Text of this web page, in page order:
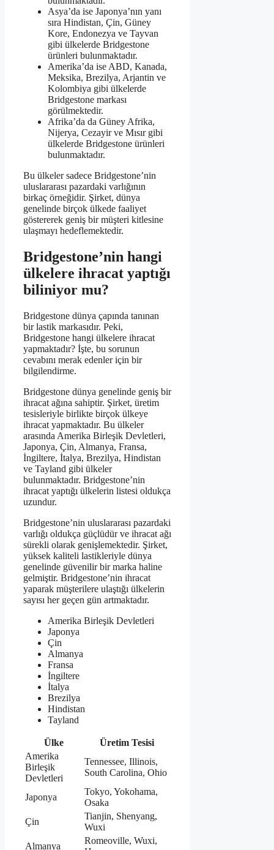
Asya’da ise Japonya’nın yanı
sıra Hindistan, Çin, Güney
Kore, Endonezya ve Tayvan
gibi ülkelerde Bridgestone
ürünleri bulunmaktadır.
Amerika’da ise ABD, Kanada,
Meksika, Brezilya, Arjantin ve
Kolombiya gibi ülkelerde
Bridgestone markası
görülmektedir.
Afrika’da da Güney Afrika,
Nijerya, Cezayir ve Mısır gibi
ülkelerde Bridgestone ürünleri
bulunmaktadır.
Bu ülkeler sadece Bridgestone’nin
uluslararası pazardaki varlığının
birkaç örneğidir. Şirket, dünya
genelinde birçok ülkede faaliyet
göstererek geniş bir müşteri kitlesine
ulaşmayı hedeflemektedir.
Bridgestone’nin hangi
ülkelere ihracat yaptığı
biliniyor mu?
Bridgestone dünya çapında tanınan
bir lastik markasıdır. Peki,
Bridgestone hangi ülkelere ihracat
yapmaktadır? İşte, bu sorunun
cevabını merak edenler için bir
bilgilendirme.
Bridgestone dünya genelinde geniş bir
ihracat ağına sahiptir. Şirket, üretim
tesisleriyle birlikte birçok ülkeye
ihracat yapmaktadır. Bu ülkeler
arasında Amerika Birleşik Devletleri,
Japonya, Çin, Almanya, Fransa,
İngiltere, İtalya, Brezilya, Hindistan
ve Tayland gibi ülkeler
bulunmaktadır. Bridgestone’nin
ihracat yaptığı ülkelerin listesi oldukça
uzundur.
Bridgestone’nin uluslararası pazardaki
varlığı oldukça güçlüdür ve ihracat ağı
sürekli olarak genişlemektedir. Şirket,
yüksek kaliteli lastikleriyle dünya
genelinde güvenilir bir marka haline
gelmiştir. Bridgestone’nin ihracat
yaparak müşterilere ulaştığı ülkelerin
sayısı her geçen gün artmaktadır.
Amerika Birleşik Devletleri
Japonya
Çin
Almanya
Fransa
İngiltere
İtalya
Brezilya
Hindistan
Tayland
Ülke
Üretim Tesisi
Amerika
Birleşik
Devletleri
Tennessee, Illinois,
South Carolina, Ohio
Japonya
Tokyo, Yokohama,
Osaka
Çin
Tianjin, Shenyang,
Wuxi
Almanya
Romeoville, Wuxi,